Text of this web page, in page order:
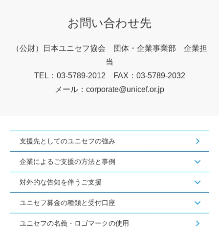
お問い合わせ先
（公財）日本ユニセフ協会
団体・企業事業部 企業担
当
TEL：03-5789-2012 FAX：03-5789-2032
メール：corporate@unicef.or.jp
支援先としてのユニセフの強み
企業によるご支援の方法と事例
対外的な告知を伴うご支援
ユニセフ募金の種類と受付口座
ユニセフの名義・ロゴマークの使用